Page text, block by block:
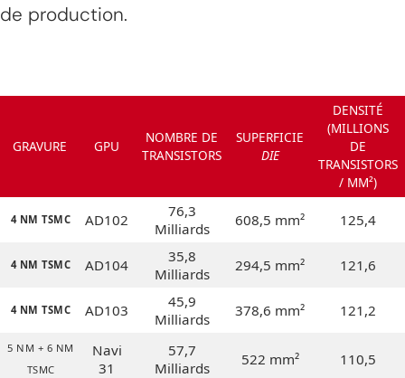
de production.
GRAVURE GPU
NOMBRE DE
TRANSISTORS
SUPERFICIE
DIE
DENSITÉ
(MILLIONS
DE
TRANSISTORS
/ MM²)
4 NM TSMC AD102
76,3
Milliards
608,5 mm² 125,4
4 NM TSMC AD104
35,8
Milliards
294,5 mm² 121,6
4 NM TSMC AD103
45,9
Milliards
378,6 mm² 121,2
5 NM + 6 NM
TSMC
Navi
31
57,7
Milliards
522 mm² 110,5